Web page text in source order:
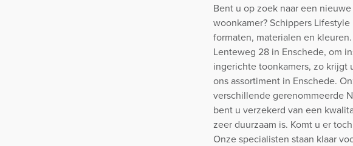
Bent u op zoek naar een
woonkamer? Schippers
formaten, materialen en
Lenteweg 28 in Enschede, om
ingerichte toonkamers, zo krijgt
ons assortiment in Enschede.
verschillende gerenommeerde
bent u verzekerd van een
zeer duurzaam is. Komt u er
Onze specialisten staan klaar